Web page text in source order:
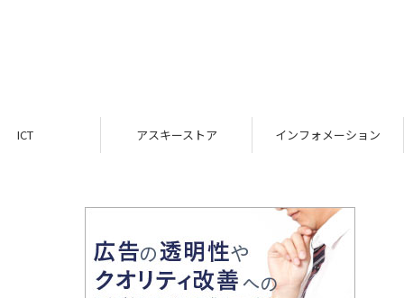
ICT アスキーストア インフォメーション